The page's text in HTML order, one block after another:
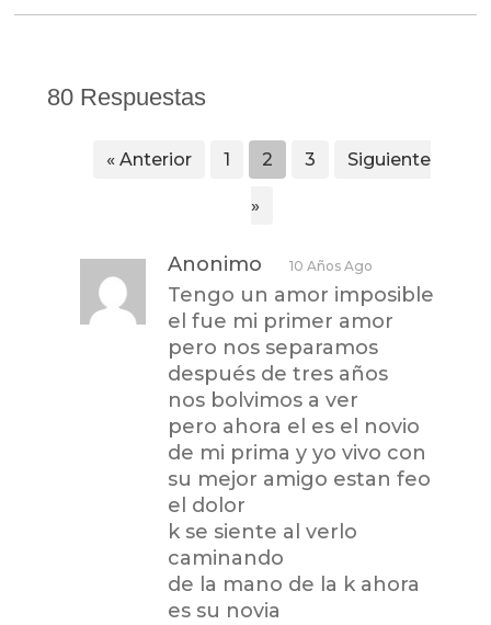
80 Respuestas
« Anterior 1 2 3 Siguiente
»
Anonimo 10 Años Ago
Tengo un amor imposible
el fue mi primer amor
pero nos separamos
después de tres años
nos bolvimos a ver
pero ahora el es el novio
de mi prima y yo vivo con
su mejor amigo estan feo
el dolor
k se siente al verlo
caminando
de la mano de la k ahora
es su novia